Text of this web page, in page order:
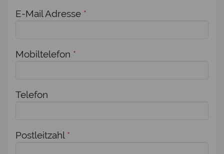
E-Mail Adresse *
Mobiltelefon *
Telefon
Postleitzahl *